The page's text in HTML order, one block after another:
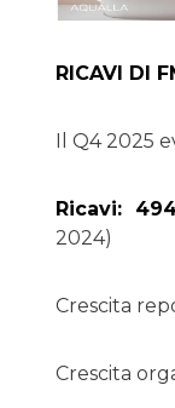
RICAVI DI
Il Q4 2025
Ricavi:
2024)
Crescita
Crescita